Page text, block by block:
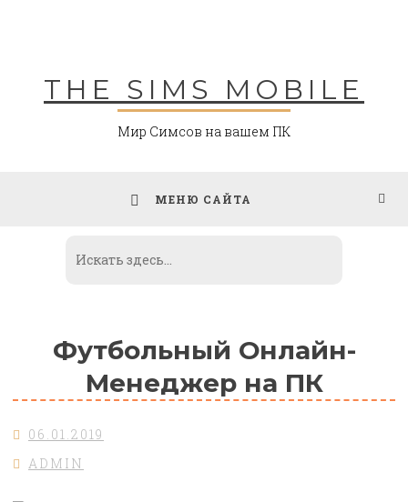
THE SIMS MOBILE
Мир Симсов на вашем ПК
МЕНЮ САЙТА
Футбольный Онлайн-
Менеджер на ПК
06.01.2019
ADMIN